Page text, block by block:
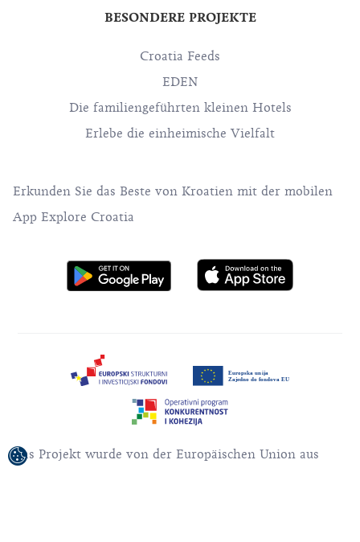
BESONDERE PROJEKTE
Croatia Feeds
EDEN
Die familiengeführten kleinen Hotels
Erlebe die einheimische Vielfalt
Erkunden Sie das Beste von Kroatien mit der mobilen
App Explore Croatia
Das Projekt wurde von der Europäischen Union aus